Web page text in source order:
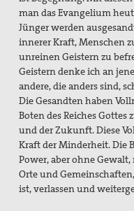
man das Evangelium
Jünger werden
innerer Kraft, Menschen
unreinen Geistern zu
Geistern denke ich an
andere, die anders sind,
Die Gesandten haben
Boten des Reiches Gottes
und der Zukunft. Diese
Kraft der Minderheit. Die
Power, aber ohne
Orte und
ist, verlassen und